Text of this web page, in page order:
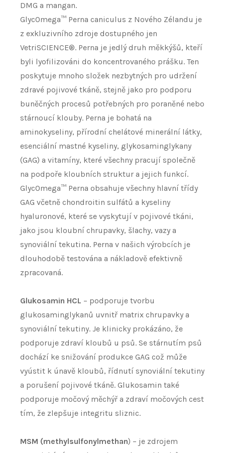
DMG a mangan.
GlycOmega™ Perna caniculus z Nového Zélandu je
z exkluzivního zdroje dostupného jen
VetriSCIENCE®. Perna je jedlý druh měkkýšů, kteří
byli lyofilizováni do koncentrovaného prášku. Ten
poskytuje mnoho složek nezbytných pro udržení
zdravé pojivové tkáně, stejně jako pro podporu
buněčných procesů potřebných pro poraněné nebo
stárnoucí klouby. Perna je bohatá na
aminokyseliny, přírodní chelátové minerální látky,
esenciální mastné kyseliny, glykosaminglykany
(GAG) a vitamíny, které všechny pracují společně
na podpoře kloubních struktur a jejich funkcí.
GlycOmega™ Perna obsahuje všechny hlavní třídy
GAG včetně chondroitin sulfátů a kyseliny
hyaluronové, které se vyskytují v pojivové tkáni,
jako jsou kloubní chrupavky, šlachy, vazy a
synoviální tekutina. Perna v našich výrobcích je
dlouhodobě testována a nákladově efektivně
zpracovaná.
Glukosamin HCL – podporuje tvorbu
glukosaminglykanů uvnitř matrix chrupavky a
synoviální tekutiny. Je klinicky prokázáno, že
podporuje zdraví kloubů u psů. Se stárnutím psů
dochází ke snižování produkce GAG což může
vyústit k únavě kloubů, řídnutí synoviální tekutiny
a porušení pojivové tkáně. Glukosamin také
podporuje močový měchýř a zdraví močových cest
tím, že zlepšuje integritu sliznic.
MSM (methylsulfonylmethan) – je zdrojem